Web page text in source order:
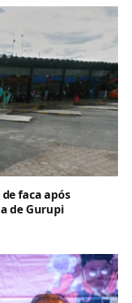
faca após
de Gurupi